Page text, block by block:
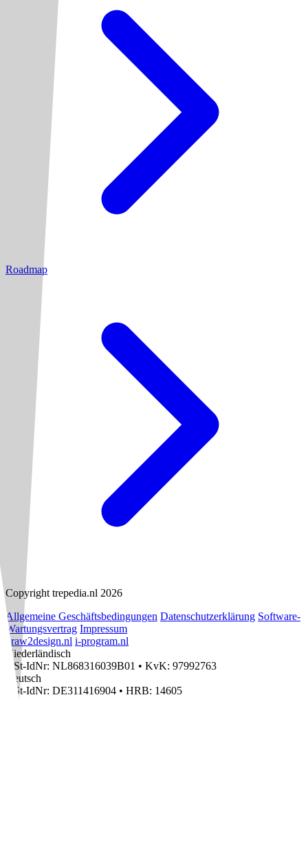
Roadmap
Copyright trepedia.nl 2026
Allgemeine Geschäftsbedingungen Datenschutzerklärung Software-
Wartungsvertrag Impressum
draw2design.nl i-program.nl
Niederländisch
USt-IdNr: NL868316039B01 • KvK: 97992763
Deutsch
USt-IdNr: DE311416904 • HRB: 14605